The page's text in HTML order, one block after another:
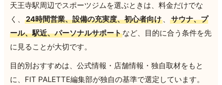
天王寺駅周辺でスポーツジムを選ぶときは、料金だけでな
く、
24時間営業、設備の充実度、初心者向け 、
サウナ、プ
ール、駅近、パーソナルサポートなど、目的に合う条件を先
に見ることが大切です。
目的別おすすめは、公式情報・店舗情報・独自取材をもと
に、FIT PALETTE編集部が独自の基準で選定しています。